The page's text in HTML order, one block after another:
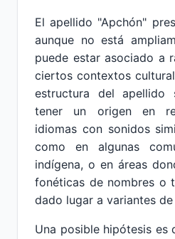
El apellido "Apchón"
aunque no está
puede estar asociado a
ciertos contextos
estructura del apellido
tener un origen en
idiomas con sonidos
como en algunas
indígena, o en áreas
fonéticas de nombres o
dado lugar a variantes
Una posible hipótesis es